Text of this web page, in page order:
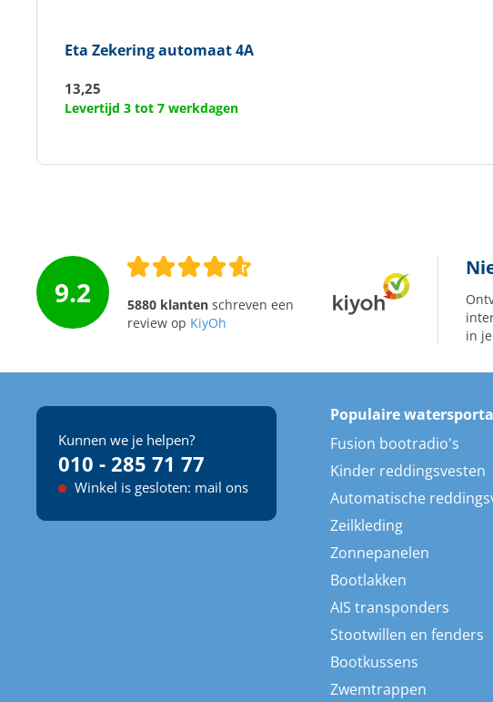
Eta Zekering automaat 4A
13,25
Levertijd 3 tot 7 werkdagen
9.2 5880 klantenschreven een
review op KiyOh
in
Kunnen we je helpen?
010 - 285 71 77
Winkel is gesloten: mail ons
Populaire
Fusion bootradio's
Kinder reddingsvesten
Automatische
Zeilkleding
Zonnepanelen
Bootlakken
AIS transponders
Stootwillen en fenders
Bootkussens
Zwemtrappen